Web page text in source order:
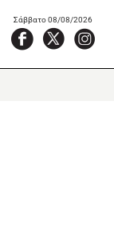
Σάββατο 08/08/2026